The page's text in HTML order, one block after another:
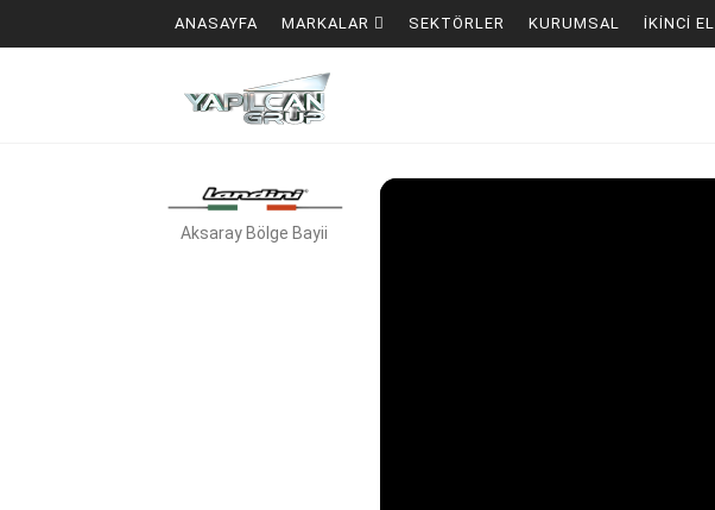
ANASAYFA MARKALAR SEKTÖRLER KURUMSAL İKINCI EL
Aksaray Bölge Bayii